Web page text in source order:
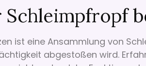
ist eine Ansammlung von
abgestoßen wird.